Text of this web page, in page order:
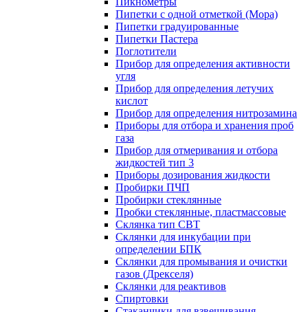
Пипетки с одной отметкой (Мора)
Пипетки градуированные
Пипетки Пастера
Поглотители
Прибор для определения активности
угля
Прибор для определения летучих
кислот
Прибор для определения нитрозамина
Приборы для отбора и хранения проб
газа
Прибор для отмеривания и отбора
жидкостей тип 3
Приборы дозирования жидкости
Пробирки ПЧП
Пробирки стеклянные
Пробки стеклянные, пластмассовые
Склянка тип СВТ
Склянки для инкубации при
определении БПК
Склянки для промывания и очистки
газов (Дрекселя)
Склянки для реактивов
Спиртовки